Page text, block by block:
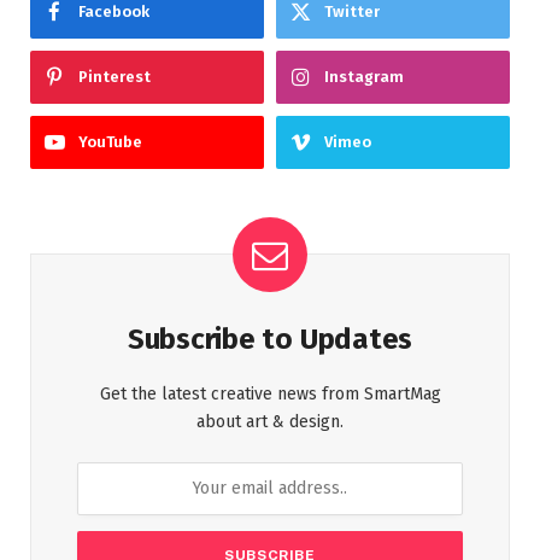
Facebook Twitter
Pinterest Instagram
YouTube Vimeo
Subscribe to Updates
Get the latest creative news from SmartMag
about art & design.